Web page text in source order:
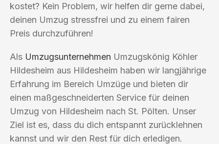
kostet? Kein Problem, wir helfen dir gerne dabei,
deinen Umzug stressfrei und zu einem fairen
Preis durchzuführen!
Als Umzugsunternehmen Umzugskönig Köhler
Hildesheim aus Hildesheim haben wir langjährige
Erfahrung im Bereich Umzüge und bieten dir
einen maßgeschneiderten Service für deinen
Umzug von Hildesheim nach St. Pölten. Unser
Ziel ist es, dass du dich entspannt zurücklehnen
kannst und wir den Rest für dich erledigen.